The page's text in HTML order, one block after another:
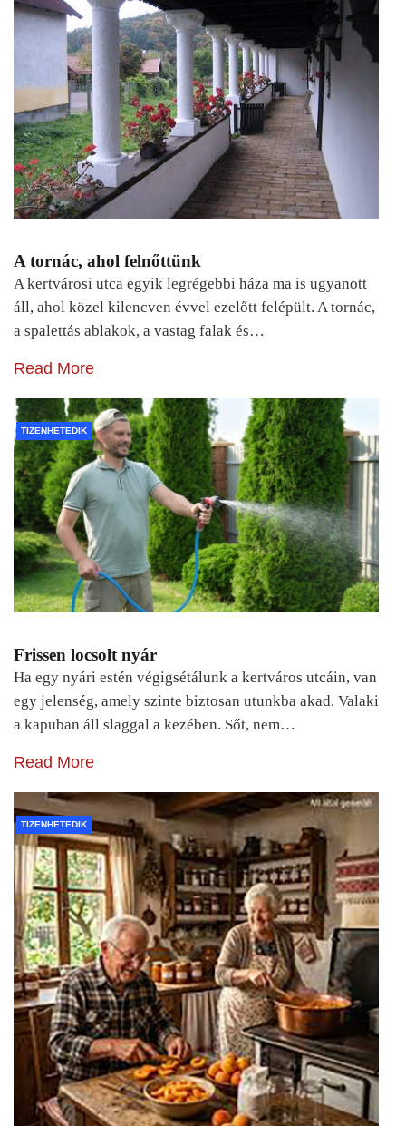
A tornác, ahol felnőttünk
A kertvárosi utca egyik legrégebbi háza ma is ugyanott
áll, ahol közel kilencven évvel ezelőtt felépült. A tornác,
a spalettás ablakok, a vastag falak és…
Read More
TIZENHETEDIK
Frissen locsolt nyár
Ha egy nyári estén végigsétálunk a kertváros utcáin, van
egy jelenség, amely szinte biztosan utunkba akad. Valaki
a kapuban áll slaggal a kezében. Sőt, nem…
Read More
TIZENHETEDIK